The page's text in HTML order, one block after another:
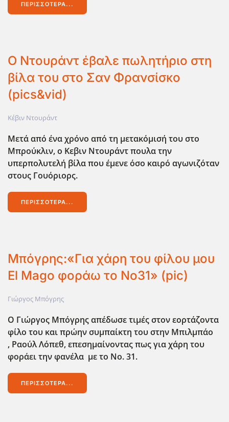
ΠΕΡΙΣΣΌΤΕΡΑ...
O Ντουράντ έβαλε πωλητήριο στη
βίλα του στο Σαν Φρανσίσκο
(pics&vid)
Κέβιν Ντουράντ
Μετά από ένα χρόνο από τη μετακόμισή του στο
Μπρούκλιν, ο Κεβιν Ντουράντ πουλα την
υπερπολυτελή βίλα που έμενε όσο καιρό αγωνιζόταν
στους Γουόριορς.
ΠΕΡΙΣΣΌΤΕΡΑ...
Μπόγρης:«Για χάρη του φίλου μου
El Mago φοράω το Νο31» (pic)
Γιώργος Μπόγρης
Ο Γιώργος Μπόγρης απέδωσε τιμές στον εορτάζοντα
φίλο του και πρώην συμπαίκτη του στην Μπιλμπάο
, Ραούλ Λόπεθ, επεσημαίνοντας πως για χάρη του
φοράει την φανέλα με το Νο. 31.
ΠΕΡΙΣΣΌΤΕΡΑ...